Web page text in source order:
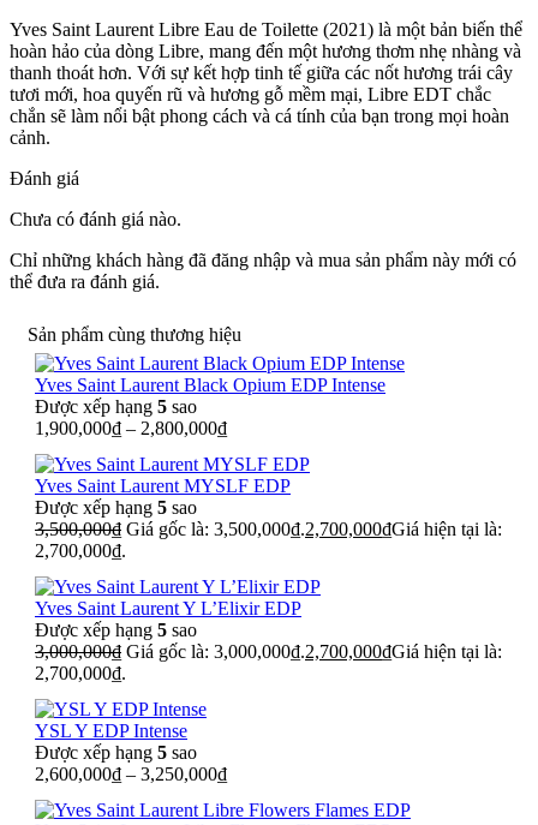
Yves Saint Laurent Libre Eau de Toilette (2021) là một bản biến thể
hoàn hảo của dòng Libre, mang đến một hương thơm nhẹ nhàng và
thanh thoát hơn. Với sự kết hợp tinh tế giữa các nốt hương trái cây
tươi mới, hoa quyến rũ và hương gỗ mềm mại, Libre EDT chắc
chắn sẽ làm nổi bật phong cách và cá tính của bạn trong mọi hoàn
cảnh.
Đánh giá
Chưa có đánh giá nào.
Chỉ những khách hàng đã đăng nhập và mua sản phẩm này mới có
thể đưa ra đánh giá.
Sản phẩm cùng thương hiệu
Yves Saint Laurent Black Opium EDP Intense
Được xếp hạng 5 sao
1,900,000₫ – 2,800,000₫
Yves Saint Laurent MYSLF EDP
Được xếp hạng 5 sao
3,500,000₫ Giá gốc là: 3,500,000₫.2,700,000₫Giá hiện tại là:
2,700,000₫.
Yves Saint Laurent Y L’Elixir EDP
Được xếp hạng 5 sao
3,000,000₫ Giá gốc là: 3,000,000₫.2,700,000₫Giá hiện tại là:
2,700,000₫.
YSL Y EDP Intense
Được xếp hạng 5 sao
2,600,000₫ – 3,250,000₫